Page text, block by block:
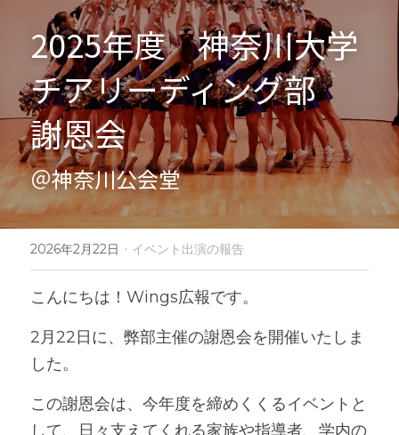
イベント出演の報告
ご挨拶
ギャラリー
2025年度　神奈川大学
チアリーディング部
謝恩会
＠神奈川公会堂
2026年2月22日 · イベント出演の報告
こんにちは！Wings広報です。
2月22日に、弊部主催の謝恩会を開催いたしま
した。
この謝恩会は、今年度を締めくくるイベントと
して、日々支えてくれる家族や指導者、学内の